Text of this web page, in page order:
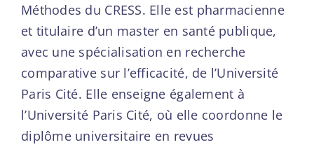
Méthodes du CRESS. Elle est pharmacienne
et titulaire d’un master en santé publique,
avec une spécialisation en recherche
comparative sur l’efficacité, de l’Université
Paris Cité. Elle enseigne également à
l’Université Paris Cité, où elle coordonne le
diplôme universitaire en revues